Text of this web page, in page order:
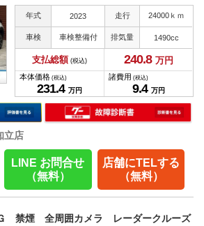
年式 2023 走行 24000ｋｍ
車検 車検整備付 排気量 1490cc
支払総額 (税込) 240.8 万円
本体価格 (税込)
231.4 万円
諸費用 (税込)
9.4 万円
立店
LINE お問合せ
（無料）
店舗にTELする
（無料）
Ｇ 禁煙 全周囲カメラ レーダークルーズ